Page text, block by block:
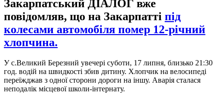
Закарпатський ДІАЛОГ вже
повідомляв, що на Закарпатті під
колесами автомобіля помер 12-річний
хлопчина.
У с.Великий Березний увечері суботи, 17 липня, близько 21:30
год. водій на швидкості збив дитину. Хлопчик на велосипеді
переїжджав з одної сторони дороги на іншу. Аварія сталася
неподалік місцевої школи-інтернату.